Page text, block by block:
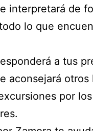
interpretará de
lo que
a tus
aconsejará otros
por los